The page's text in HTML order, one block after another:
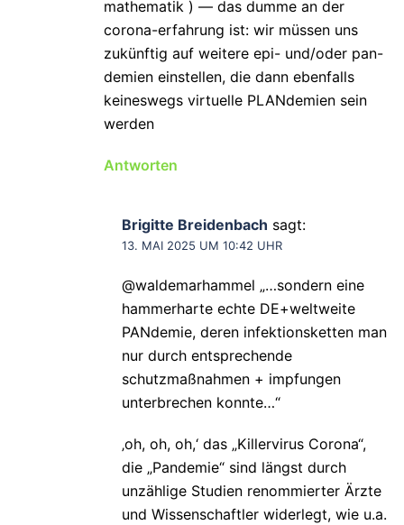
mathematik ) — das dumme an der
corona-erfahrung ist: wir müssen uns
zukünftig auf weitere epi- und/oder pan-
demien einstellen, die dann ebenfalls
keineswegs virtuelle PLANdemien sein
werden
Antworten
Brigitte Breidenbach sagt:
13. MAI 2025 UM 10:42 UHR
@waldemarhammel „…sondern eine
hammerharte echte DE+weltweite
PANdemie, deren infektionsketten man
nur durch entsprechende
schutzmaßnahmen + impfungen
unterbrechen konnte…“
‚oh, oh, oh,‘ das „Killervirus Corona“,
die „Pandemie“ sind längst durch
unzählige Studien renommierter Ärzte
und Wissenschaftler widerlegt, wie u.a.